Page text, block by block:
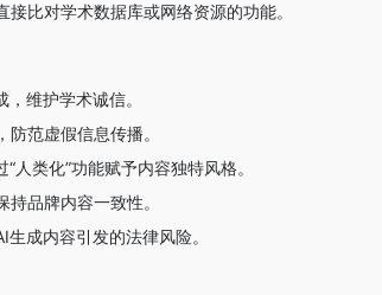
接比对学术数据库或网络资源的功能。
维护学术诚信。
防范虚假信息传播。
人类化”功能赋予内容独特风格。
品牌内容一致性。
成内容引发的法律风险。